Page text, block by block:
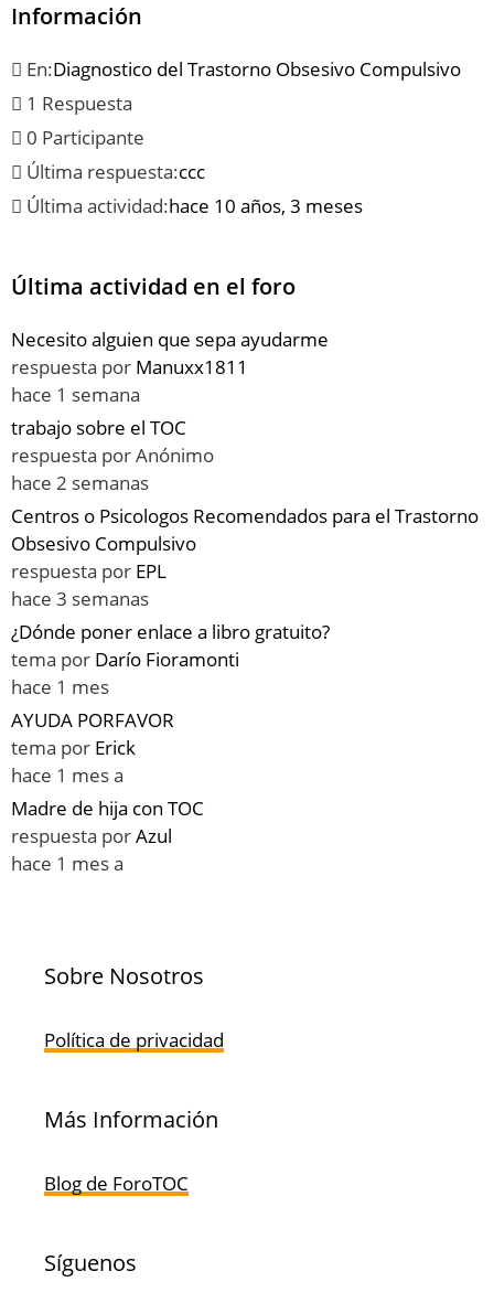
Información
En:Diagnostico del Trastorno Obsesivo Compulsivo
1 Respuesta
0 Participante
Última respuesta:ccc
Última actividad:hace 10 años, 3 meses
Última actividad en el foro
Necesito alguien que sepa ayudarme
respuesta por Manuxx1811
hace 1 semana
trabajo sobre el TOC
respuesta porAnónimo
hace 2 semanas
Centros o Psicologos Recomendados para el Trastorno
Obsesivo Compulsivo
respuesta por EPL
hace 3 semanas
¿Dónde poner enlace a libro gratuito?
tema por Darío Fioramonti
hace 1 mes
AYUDA PORFAVOR
tema por Erick
hace 1 mes a
Madre de hija con TOC
respuesta porAzul
hace 1 mes a
Sobre Nosotros
Política de privacidad
Más Información
Blog de ForoTOC
Síguenos